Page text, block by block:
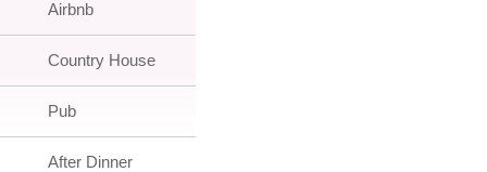
Airbnb
Country House
Pub
After Dinner